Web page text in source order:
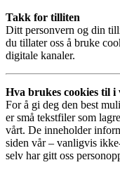
Takk for tilliten
Ditt personvern og din
du tillater oss å bruke
digitale kanaler.
Hva brukes cookies til
For å gi deg den best
er små tekstfiler som
vårt. De inneholder
siden vår – vanligvis
selv har gitt oss